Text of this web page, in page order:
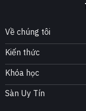
Về chúng tôi
Kiến thức
Khóa học
Sàn Uy Tín